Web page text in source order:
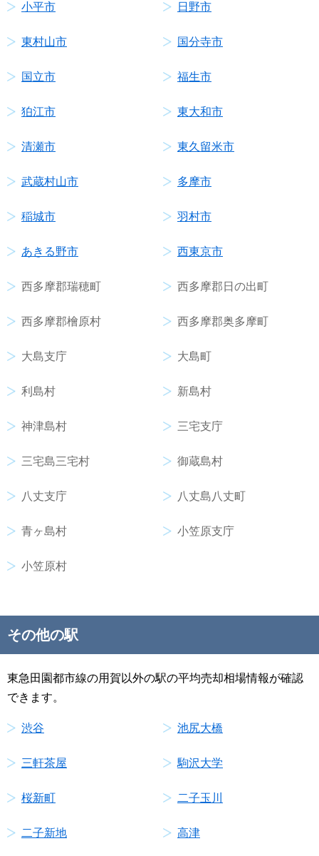
小平市 日野市
東村山市 国分寺市
国立市 福生市
狛江市 東大和市
清瀬市 東久留米市
武蔵村山市 多摩市
稲城市 羽村市
あきる野市 西東京市
西多摩郡瑞穂町 西多摩郡日の出町
西多摩郡檜原村 西多摩郡奥多摩町
大島支庁 大島町
利島村 新島村
神津島村 三宅支庁
三宅島三宅村 御蔵島村
八丈支庁 八丈島八丈町
青ヶ島村 小笠原支庁
小笠原村
その他の駅
東急田園都市線の用賀以外の駅の平均売却相場情報が確認
できます。
渋谷 池尻大橋
三軒茶屋 駒沢大学
桜新町 二子玉川
二子新地 高津